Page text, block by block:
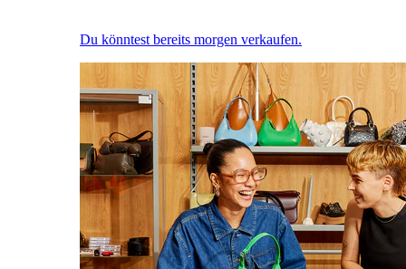
Du könntest bereits morgen verkaufen.